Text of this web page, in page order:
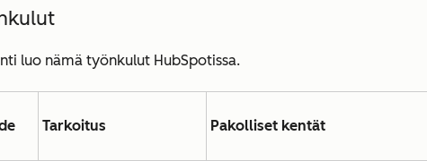
luo nämä työnkulut HubSpotissa.
Tarkoitus Pakolliset kentät